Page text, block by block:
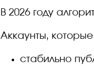
В 2026 году
Аккаунты,
стабильно